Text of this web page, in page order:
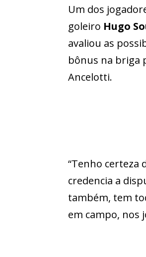
Um dos
goleiro Hugo
avaliou as
bônus na briga
Ancelotti.
“Tenho certeza
credencia a
também, tem
em campo, nos